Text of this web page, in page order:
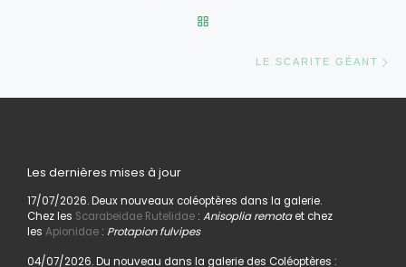
LE SCARITE GÉANT
Les dernières mises à jour
17/07/2026. Deux nouveaux coléoptères dans la galerie.
Chez les Scarabeidae Rutelidae: Anisoplia remotaet chez
les Apionidae: Protapion fulvipes
04/07/2026. Du nouveau dans la galerie des Coléoptères :